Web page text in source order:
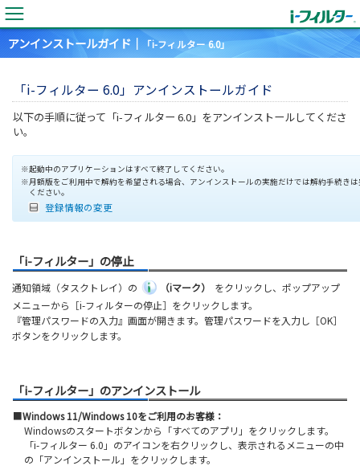
アンインストールガイド｜ 「i-フィルター 6.0」
「i-フィルター 6.0」アンインストールガイド
以下の手順に従って「i-フィルター 6.0」をアンインストールしてくださ
い。
※起動中のアプリケーションはすべて終了してください。
※月額版をご利用中で解約を希望される場合、アンインストールの実施だけでは解約手続き
ください。
登録情報の変更
「i-フィルター」の停止
通知領域（タスクトレイ）の （iマーク）
をクリックし、ポップアップ
メニューから［i-フィルターの停止］をクリックします。
『管理パスワードの入力』画面が開きます。管理パスワードを入力し［OK］
ボタンをクリックします。
「i-フィルター」のアンインストール
■Windows 11/Windows 10をご利用のお客様：
Windowsのスタートボタンから「すべてのアプリ」をクリックします。
「i-フィルター 6.0」のアイコンを右クリックし、表示されるメニューの中
の「アンインストール」をクリックします。